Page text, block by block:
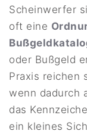
Scheinwerfer
oft eine
oder Bußgeld
Praxis reichen
wenn dadurch
das
ein kleines